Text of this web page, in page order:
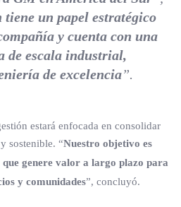
tiene un papel estratégico
y cuenta con una
de escala industrial,
de excelencia”.
estará enfocada en consolidar
sostenible. “Nuestro objetivo es
genere valor a largo plazo para
y comunidades”, concluyó.